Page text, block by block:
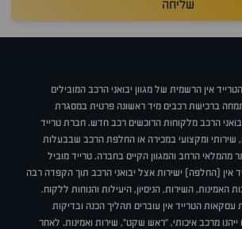
שליחה
אין הרשמית של מגוון יבואני הרכב המובילים
ברכישת רכבים מיד ראשונה פרטית במסגרת
הרכב מלקוחות הרוכשים רכב חדש. חברת טרייד
שירותי ומקצועי במכירה או החלפת הרכב שבבעלות
הרחב והמגוון הקיים בחברה. טרייד מוביל
אין (החלפה) ישירות אצל יבואני הרכב תוך הקפדה רבה
האמינות, השירות, הניסיון, היעילות והנוחות ללקוח.
הטרייד אין עוברים תהליך הכנה ובדיקות
ייהנו מרכב איכותי, "ראש שקט", שירות ואמינות. לאחר